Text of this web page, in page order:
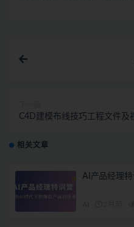
C4D建模布线技巧工程文件及
相关文章
AI产品经理特